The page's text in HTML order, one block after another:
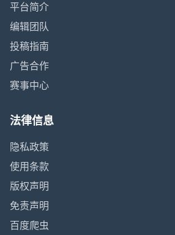
平台简介
编辑团队
投稿指南
广告合作
赛事中心
法律信息
隐私政策
使用条款
版权声明
免责声明
百度爬虫